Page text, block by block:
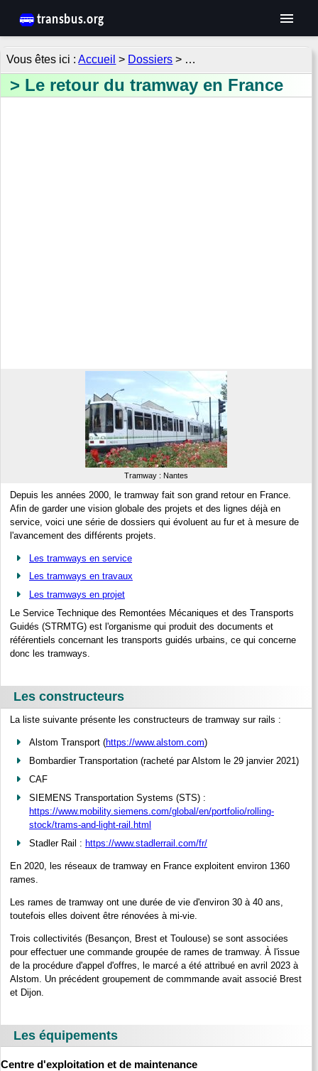
Accueil > Dossiers > …
Le retour du tramway en France
Tramway : Nantes
Depuis les années 2000, le tramway fait son grand retour en France.
Afin de garder une vision globale des projets et des lignes déjà en
service, voici une série de dossiers qui évoluent au fur et à mesure de
l'avancement des différents projets.
Les tramways en service
Les tramways en travaux
Les tramways en projet
Le Service Technique des Remontées Mécaniques et des Transports
Guidés (STRMTG) est l'organisme qui produit des documents et
référentiels concernant les transports guidés urbains, ce qui concerne
donc les tramways.
Les constructeurs
La liste suivante présente les constructeurs de tramway sur rails :
Alstom Transport (https://www.alstom.com)
Bombardier Transportation (racheté par Alstom le 29 janvier 2021)
CAF
SIEMENS Transportation Systems (STS) :
https://www.mobility.siemens.com/global/en/portfolio/rolling-
stock/trams-and-light-rail.html
Stadler Rail : https://www.stadlerrail.com/fr/
En 2020, les réseaux de tramway en France exploitent environ 1360
rames.
Les rames de tramway ont une durée de vie d'environ 30 à 40 ans,
toutefois elles doivent être rénovées à mi-vie.
Trois collectivités (Besançon, Brest et Toulouse) se sont associées
pour effectuer une commande groupée de rames de tramway. À l'issue
de la procédure d'appel d'offres, le marcé a été attribué en avril 2023 à
Alstom. Un précédent groupement de commmande avait associé Brest
et Dijon.
Les équipements
Centre d'exploitation et de maintenance